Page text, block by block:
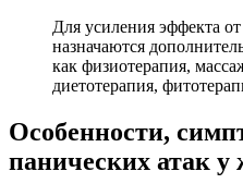
Для усиления эффекта
назначаются
как физиотерапия,
диетотерапия,
Особенности,
панических атак